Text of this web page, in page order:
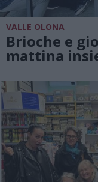
VALLE OLONA
Brioche e
mattina